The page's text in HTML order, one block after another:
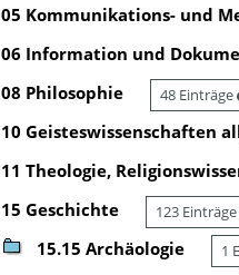
05 Kommunikations- und
06 Information und
08 Philosophie 48 Einträge
10 Geisteswissenschaften
11 Theologie,
15 Geschichte 123 Einträge
15.15 Archäologie 1